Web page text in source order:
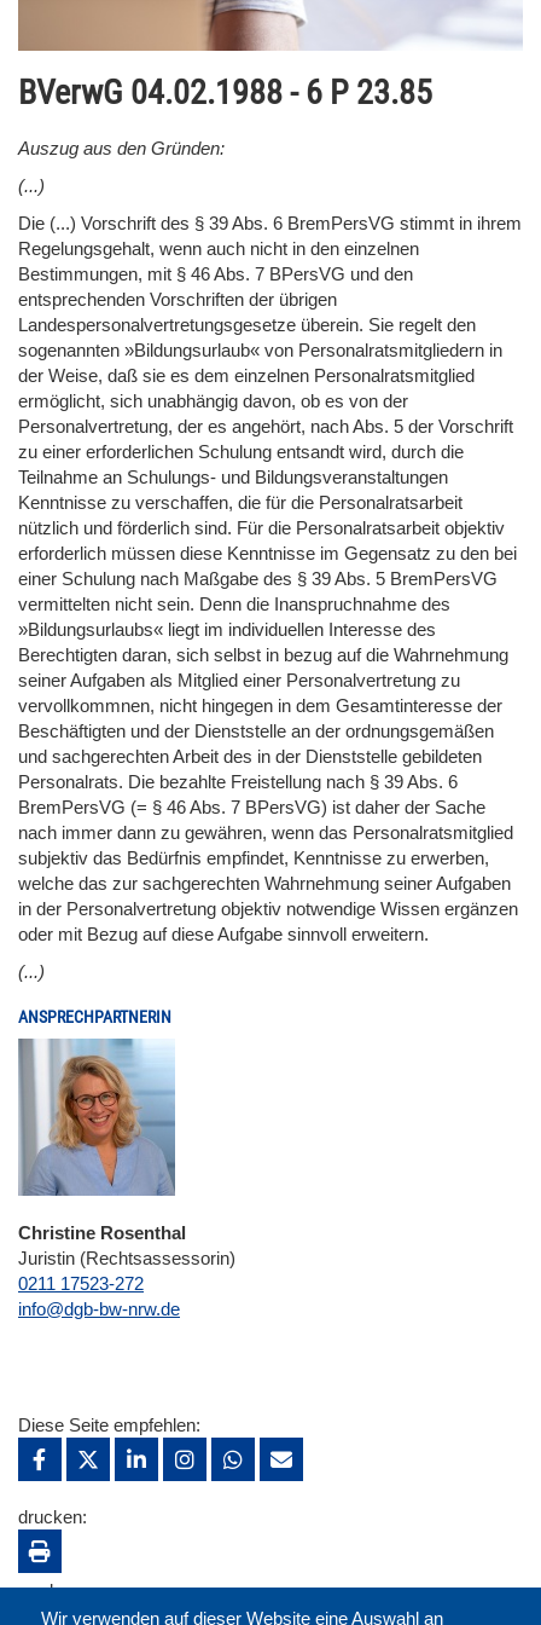
BVerwG 04.02.1988 - 6 P 23.85
Auszug aus den Gründen:
(...)
Die (...) Vorschrift des § 39 Abs. 6 BremPersVG stimmt in ihrem
Regelungsgehalt, wenn auch nicht in den einzelnen
Bestimmungen, mit § 46 Abs. 7 BPersVG und den
entsprechenden Vorschriften der übrigen
Landespersonalvertretungsgesetze überein. Sie regelt den
sogenannten »Bildungsurlaub« von Personalratsmitgliedern in
der Weise, daß sie es dem einzelnen Personalratsmitglied
ermöglicht, sich unabhängig davon, ob es von der
Personalvertretung, der es angehört, nach Abs. 5 der Vorschrift
zu einer erforderlichen Schulung entsandt wird, durch die
Teilnahme an Schulungs- und Bildungsveranstaltungen
Kenntnisse zu verschaffen, die für die Personalratsarbeit
nützlich und förderlich sind. Für die Personalratsarbeit objektiv
erforderlich müssen diese Kenntnisse im Gegensatz zu den bei
einer Schulung nach Maßgabe des § 39 Abs. 5 BremPersVG
vermittelten nicht sein. Denn die Inanspruchnahme des
»Bildungsurlaubs« liegt im individuellen Interesse des
Berechtigten daran, sich selbst in bezug auf die Wahrnehmung
seiner Aufgaben als Mitglied einer Personalvertretung zu
vervollkommnen, nicht hingegen in dem Gesamtinteresse der
Beschäftigten und der Dienststelle an der ordnungsgemäßen
und sachgerechten Arbeit des in der Dienststelle gebildeten
Personalrats. Die bezahlte Freistellung nach § 39 Abs. 6
BremPersVG (= § 46 Abs. 7 BPersVG) ist daher der Sache
nach immer dann zu gewähren, wenn das Personalratsmitglied
subjektiv das Bedürfnis empfindet, Kenntnisse zu erwerben,
welche das zur sachgerechten Wahrnehmung seiner Aufgaben
in der Personalvertretung objektiv notwendige Wissen ergänzen
oder mit Bezug auf diese Aufgabe sinnvoll erweitern.
(...)
Wir verwenden auf dieser Website eine Auswahl an
ANSPRECHPARTNERIN
Christine Rosenthal
Juristin (Rechtsassessorin)
0211 17523-272
E-Mail
info@dgb-bw-nrw.de
Diese Seite empfehlen:
drucken:
merken: